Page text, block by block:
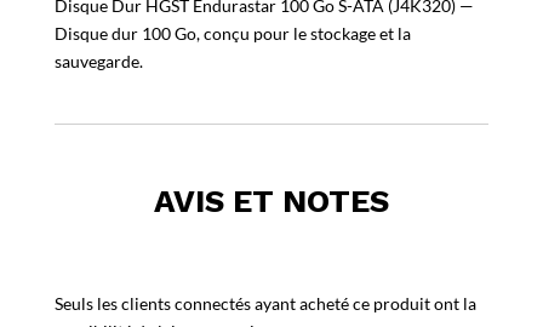
Disque Dur HGST Endurastar 100 Go S-ATA (J4K320) —
Disque dur 100 Go, conçu pour le stockage et la
sauvegarde.
AVIS ET NOTES
Seuls les clients connectés ayant acheté ce produit ont la